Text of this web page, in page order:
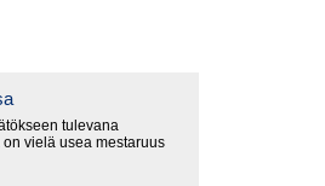
tulevana
vielä usea mestaruus